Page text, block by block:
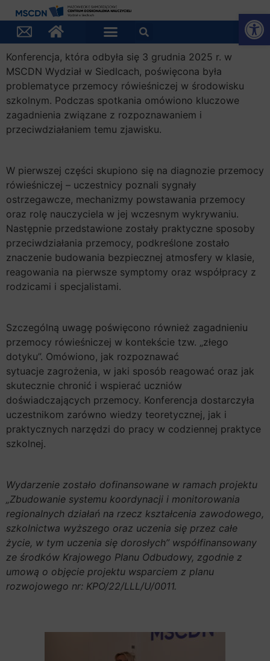
Konferencja, która odbyła się 3 grudnia 2025 r. w
MSCDN Wydział w Siedlcach, poświęcona była
problematyce przemocy rówieśniczej w środowisku
szkolnym. Podczas spotkania omówiono kluczowe
zagadnienia związane z rozpoznawaniem i
przeciwdziałaniem temu zjawisku.
W pierwszej części skupiono się na diagnozie przemocy
rówieśniczej – uczestnicy poznali sygnały
ostrzegawcze, mechanizmy powstawania przemocy
oraz rolę nauczyciela w jej wczesnym wykrywaniu.
Następnie przedstawione zostały praktyczne sposoby
przeciwdziałania przemocy, podkreślone zostało
znaczenie budowania bezpiecznej atmosfery w klasie,
reagowania na pierwsze symptomy oraz współpracy z
rodzicami i specjalistami.
Szczególną uwagę poświęcono również zagadnieniu
przemocy rówieśniczej w kontekście tzw. „złego
dotyku”. Omówiono, jak rozpoznawać
sytuacje zagrożenia, w jaki sposób reagować oraz jak
skutecznie chronić i wspierać uczniów
doświadczających przemocy. Konferencja dostarczyła
uczestnikom zarówno wiedzy teoretycznej, jak i
praktycznych narzędzi do pracy w codziennej praktyce
szkolnej.
Wydarzenie zostało dofinansowane w ramach projektu
„Zbudowanie systemu koordynacji i monitorowania
regionalnych działań na rzecz kształcenia zawodowego,
szkolnictwa wyższego oraz uczenia się przez całe
życie, w tym uczenia się dorosłych” współfinansowany
ze środków Krajowego Planu Odbudowy, zgodnie z
umową o objęcie projektu wsparciem z planu
rozwojowego nr: KPO/22/LLL/U/0011.